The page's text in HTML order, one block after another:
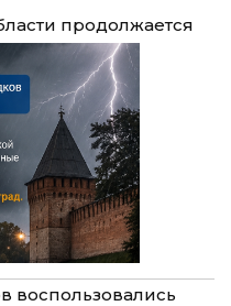
продолжается
воспользовались